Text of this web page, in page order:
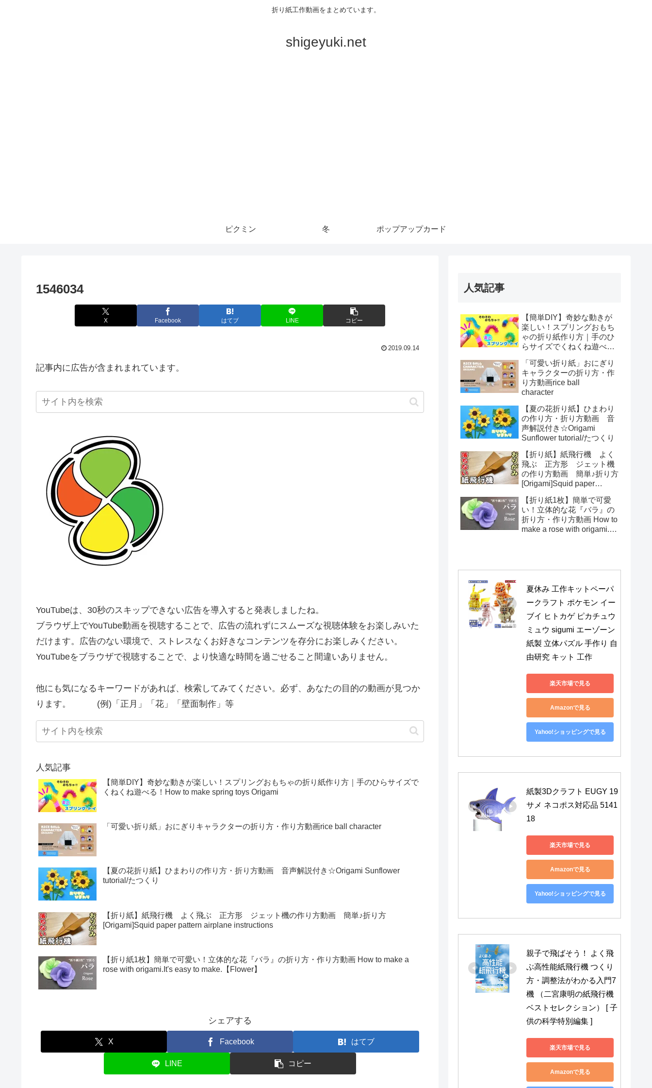
折り紙工作動画をまとめています。
shigeyuki.net
ピクミン 冬 ポップアップカード
1546034
X Facebook はてブ LINE コピー
2019.09.14
記事内に広告が含まれまれています。
YouTubeは、30秒のスキップできない広告を導入すると発表しましたね。
ブラウザ上でYouTube動画を視聴することで、広告の流れずにスムーズな視聴体験をお楽しみいた
だけます。広告のない環境で、ストレスなくお好きなコンテンツを存分にお楽しみください。
YouTubeをブラウザで視聴することで、より快適な時間を過ごせること間違いありません。
他にも気になるキーワードがあれば、検索してみてください。必ず、あなたの目的の動画が見つか
ります。 (例)「正月」「花」「壁面制作」等
人気記事
【簡単DIY】奇妙な動きが楽しい！スプリングおもちゃの折り紙作り方｜手のひらサイズで
くねくね遊べる！How to make spring toys Origami
「可愛い折り紙」おにぎりキャラクターの折り方・作り方動画rice ball character
【夏の花折り紙】ひまわりの作り方・折り方動画 音声解説付き☆Origami Sunflower
tutorial/たつくり
【折り紙】紙飛行機 よく飛ぶ 正方形 ジェット機の作り方動画 簡単♪折り方
[Origami]Squid paper pattern airplane instructions
【折り紙1枚】簡単で可愛い！立体的な花『バラ』の折り方・作り方動画 How to make a
rose with origami.It's easy to make.【Flower】
シェアする
X Facebook はてブ
LINE コピー
人気記事
【簡単DIY】奇妙な動きが
楽しい！スプリングおもち
ゃの折り紙作り方｜手のひ
らサイズでくねくね遊べ
toys Origami
「可愛い折り紙」おにぎり
キャラクターの折り方・作
り方動画rice ball
character
【夏の花折り紙】ひまわり
の作り方・折り方動画 音
声解説付き☆Origami
Sunflower tutorial/たつくり
【折り紙】紙飛行機 よく
飛ぶ 正方形 ジェット機
の作り方動画 簡単♪折り方
[Origami]Squid paper
【折り紙1枚】簡単で可愛
い！立体的な花『バラ』の
折り方・作り方動画 How to
make a rose with origami.It's
夏休み 工作キットペーパ
ークラフト ポケモン イー
ブイ ヒトカゲ ピカチュウ
ミュウ sigumi エーゾーン
紙製 立体パズル 手作り 自
由研究 キット 工作
楽天市場で見る
Amazonで見る
Yahoo!ショッピングで見る
紙製3Dクラフト EUGY 19
サメ ネコポス対応品 5141
18
楽天市場で見る
Amazonで見る
Yahoo!ショッピングで見る
親子で飛ばそう！ よく飛
ぶ高性能紙飛行機 つくり
方・調整法がわかる入門7
機 （二宮康明の紙飛行機
ベストセレクション） [ 子
供の科学特別編集 ]
楽天市場で見る
Amazonで見る